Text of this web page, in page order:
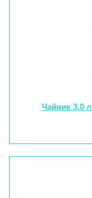
Чайник 3,0